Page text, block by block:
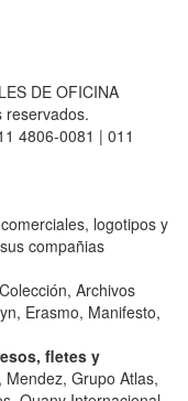
DE OFICINA
reservados.
4806-0081 | 011
logotipos y
compañias
Archivos
Erasmo, Manifesto,
fletes y
Mendez, Grupo Atlas,